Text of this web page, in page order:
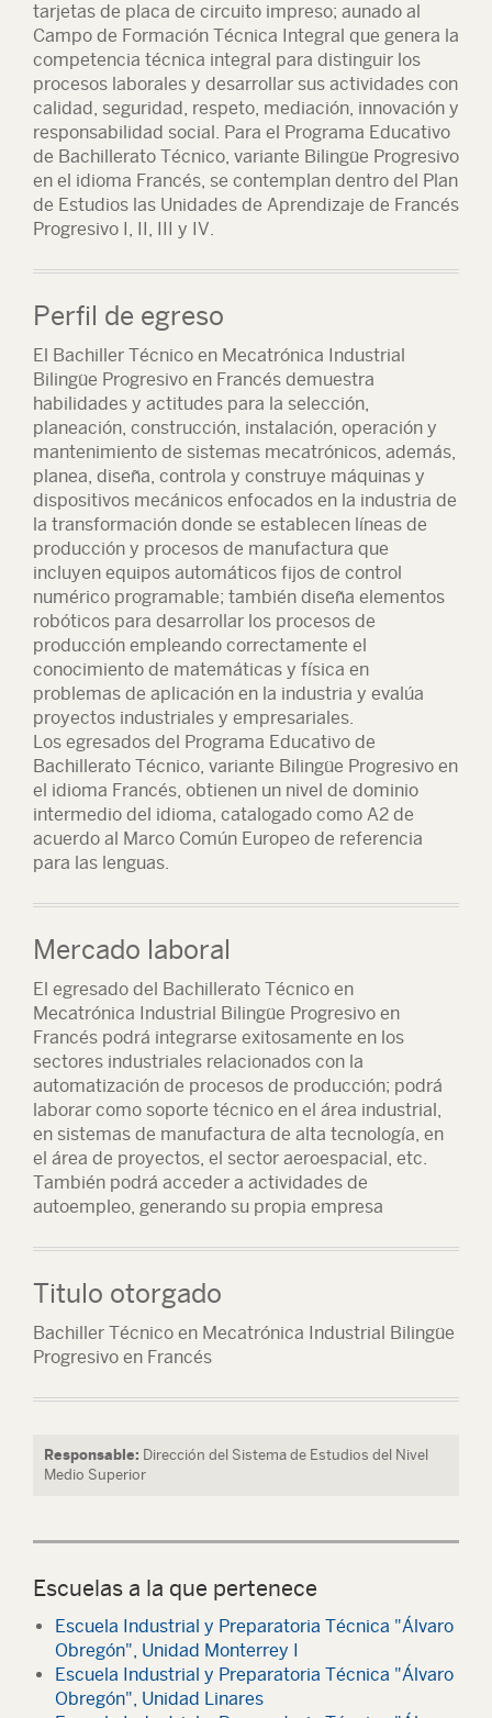
tarjetas de placa de circuito impreso; aunado al
Campo de Formación Técnica Integral que genera la
competencia técnica integral para distinguir los
procesos laborales y desarrollar sus actividades con
calidad, seguridad, respeto, mediación, innovación y
responsabilidad social. Para el Programa Educativo
de Bachillerato Técnico, variante Bilingüe Progresivo
en el idioma Francés, se contemplan dentro del Plan
de Estudios las Unidades de Aprendizaje de Francés
Progresivo I, II, III y IV.
Perfil de egreso
El Bachiller Técnico en Mecatrónica Industrial
Bilingüe Progresivo en Francés demuestra
habilidades y actitudes para la selección,
planeación, construcción, instalación, operación y
mantenimiento de sistemas mecatrónicos, además,
planea, diseña, controla y construye máquinas y
dispositivos mecánicos enfocados en la industria de
la transformación donde se establecen líneas de
producción y procesos de manufactura que
incluyen equipos automáticos fijos de control
numérico programable; también diseña elementos
robóticos para desarrollar los procesos de
producción empleando correctamente el
conocimiento de matemáticas y física en
problemas de aplicación en la industria y evalúa
proyectos industriales y empresariales.
Los egresados del Programa Educativo de
Bachillerato Técnico, variante Bilingüe Progresivo en
el idioma Francés, obtienen un nivel de dominio
intermedio del idioma, catalogado como A2 de
acuerdo al Marco Común Europeo de referencia
para las lenguas.
Mercado laboral
El egresado del Bachillerato Técnico en
Mecatrónica Industrial Bilingüe Progresivo en
Francés podrá integrarse exitosamente en los
sectores industriales relacionados con la
automatización de procesos de producción; podrá
laborar como soporte técnico en el área industrial,
en sistemas de manufactura de alta tecnología, en
el área de proyectos, el sector aeroespacial, etc.
También podrá acceder a actividades de
autoempleo, generando su propia empresa
Titulo otorgado
Bachiller Técnico en Mecatrónica Industrial Bilingüe
Progresivo en Francés
Responsable: Dirección del Sistema de Estudios del Nivel
Medio Superior
Escuelas a la que pertenece
Escuela Industrial y Preparatoria Técnica "Álvaro
Obregón", Unidad Monterrey I
Escuela Industrial y Preparatoria Técnica "Álvaro
Obregón", Unidad Linares